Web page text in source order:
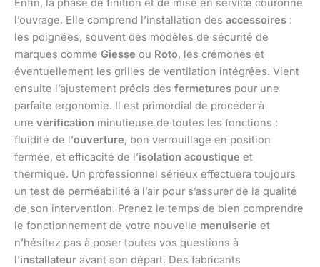
Enfin, la phase de finition et de mise en service couronne
l’ouvrage. Elle comprend l’installation des accessoires :
les poignées, souvent des modèles de sécurité de
marques comme Giesse ou Roto, les crémones et
éventuellement les grilles de ventilation intégrées. Vient
ensuite l’ajustement précis des fermetures pour une
parfaite ergonomie. Il est primordial de procéder à
une vérification minutieuse de toutes les fonctions :
fluidité de l’ouverture, bon verrouillage en position
fermée, et efficacité de l’isolation acoustique et
thermique. Un professionnel sérieux effectuera toujours
un test de perméabilité à l’air pour s’assurer de la qualité
de son intervention. Prenez le temps de bien comprendre
le fonctionnement de votre nouvelle menuiserie et
n’hésitez pas à poser toutes vos questions à
l’installateur avant son départ. Des fabricants